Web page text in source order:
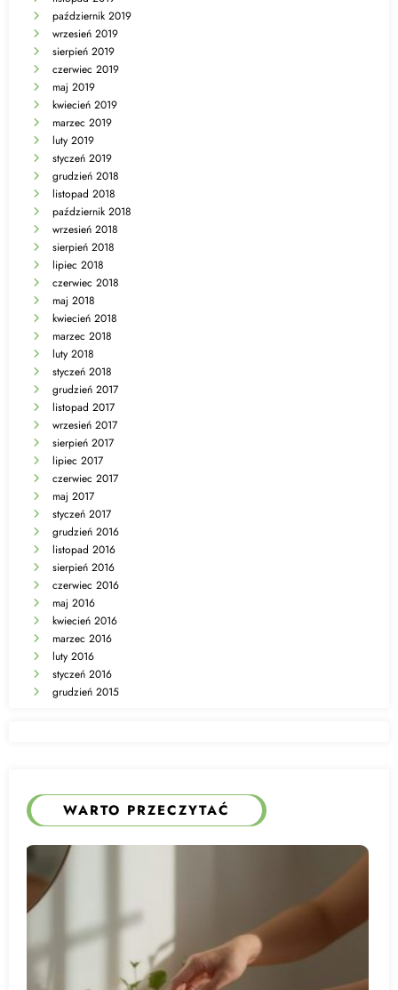
październik 2019
wrzesień 2019
sierpień 2019
czerwiec 2019
maj 2019
kwiecień 2019
marzec 2019
luty 2019
styczeń 2019
grudzień 2018
listopad 2018
październik 2018
wrzesień 2018
sierpień 2018
lipiec 2018
czerwiec 2018
maj 2018
kwiecień 2018
marzec 2018
luty 2018
styczeń 2018
grudzień 2017
listopad 2017
wrzesień 2017
sierpień 2017
lipiec 2017
czerwiec 2017
maj 2017
styczeń 2017
grudzień 2016
listopad 2016
sierpień 2016
czerwiec 2016
maj 2016
kwiecień 2016
marzec 2016
luty 2016
styczeń 2016
grudzień 2015
WARTO PRZECZYTAĆ